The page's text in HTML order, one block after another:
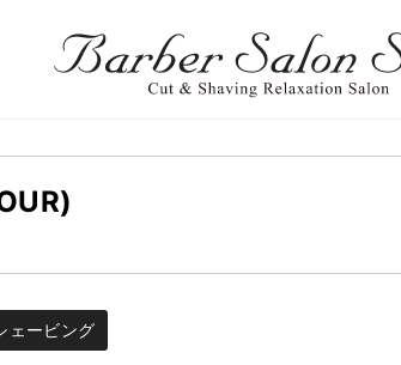
ェービング